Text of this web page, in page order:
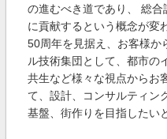
の進むべき道であり、 総
に貢献するという概念が変
50周年を見据え、お客様か
ル技術集団として、都市の
共生など様々な視点からお
て、設計、コンサルティン
基盤、街作りを目指したい